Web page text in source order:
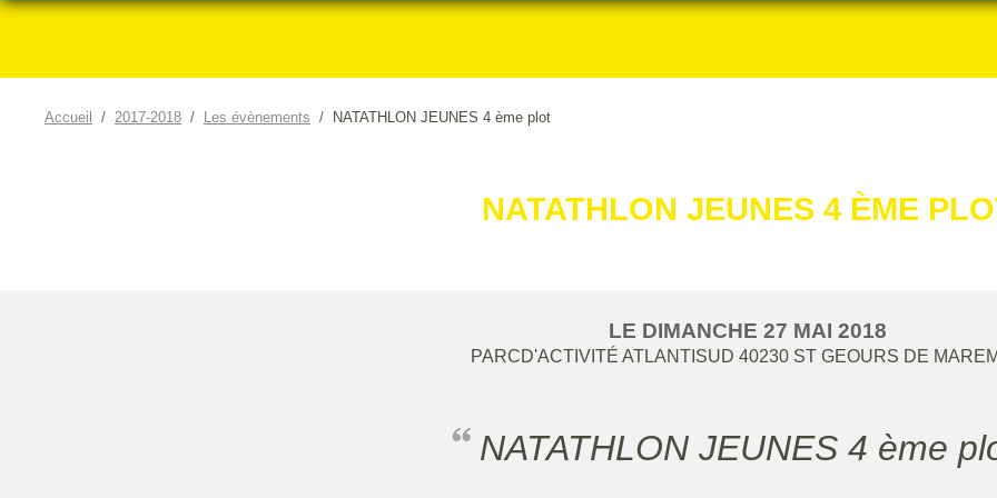
Accueil 2017-2018 Les évènements NATATHLON JEUNES 4 ème plot
NATATHLON JEUNES 4 ÈME
LE DIMANCHE 27 MAI 2018
PARCD'ACTIVITÉ ATLANTISUD 40230 ST GEOURS DE
NATATHLON JEUNES 4 ème